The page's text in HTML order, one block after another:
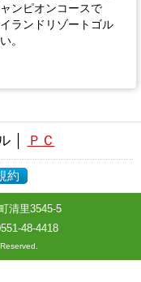
ンピオンコースで
ランドリゾートゴル
。
│ ＰＣ
約
清里3545-5
48-4418